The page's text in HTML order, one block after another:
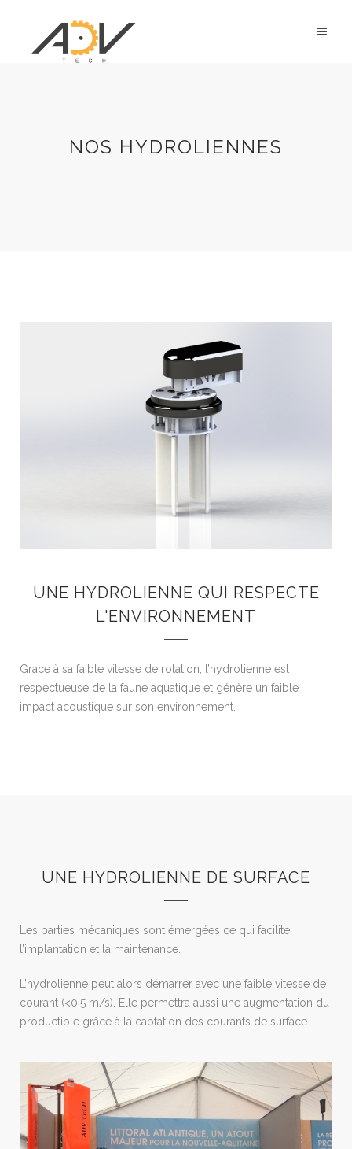
NOS HYDROLIENNES
UNE HYDROLIENNE QUI RESPECTE
L'ENVIRONNEMENT
Grace à sa faible vitesse de rotation, l’hydrolienne est
respectueuse de la faune aquatique et génère un faible
impact acoustique sur son environnement.
UNE HYDROLIENNE DE SURFACE
Les parties mécaniques sont émergées ce qui facilite
l’implantation et la maintenance.
L’hydrolienne peut alors démarrer avec une faible vitesse de
courant (<0,5 m/s). Elle permettra aussi une augmentation du
productible grâce à la captation des courants de surface.